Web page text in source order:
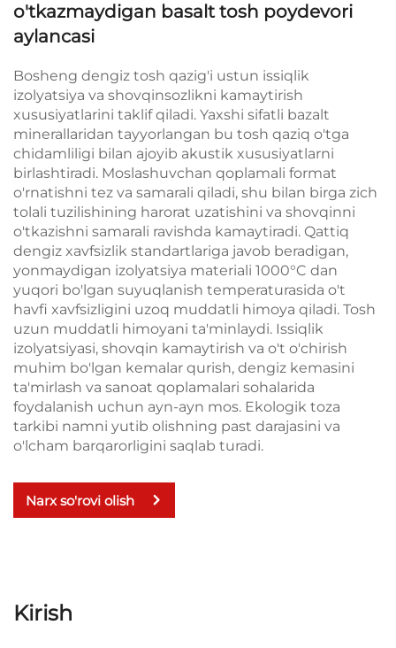
o'tkazmaydigan basalt tosh poydevori
aylancasi
Bosheng dengiz tosh qazig'i ustun issiqlik
izolyatsiya va shovqinsozlikni kamaytirish
xususiyatlarini taklif qiladi. Yaxshi sifatli bazalt
minerallaridan tayyorlangan bu tosh qaziq o'tga
chidamliligi bilan ajoyib akustik xususiyatlarni
birlashtiradi. Moslashuvchan qoplamali format
o'rnatishni tez va samarali qiladi, shu bilan birga zich
tolali tuzilishining harorat uzatishini va shovqinni
o'tkazishni samarali ravishda kamaytiradi. Qattiq
dengiz xavfsizlik standartlariga javob beradigan,
yonmaydigan izolyatsiya materiali 1000°C dan
yuqori bo'lgan suyuqlanish temperaturasida o't
havfi xavfsizligini uzoq muddatli himoya qiladi. Tosh
uzun muddatli himoyani ta'minlaydi. Issiqlik
izolyatsiyasi, shovqin kamaytirish va o't o'chirish
muhim bo'lgan kemalar qurish, dengiz kemasini
ta'mirlash va sanoat qoplamalari sohalarida
foydalanish uchun ayn-ayn mos. Ekologik toza
tarkibi namni yutib olishning past darajasini va
o'lcham barqarorligini saqlab turadi.
Narx so'rovi olish
Kirish